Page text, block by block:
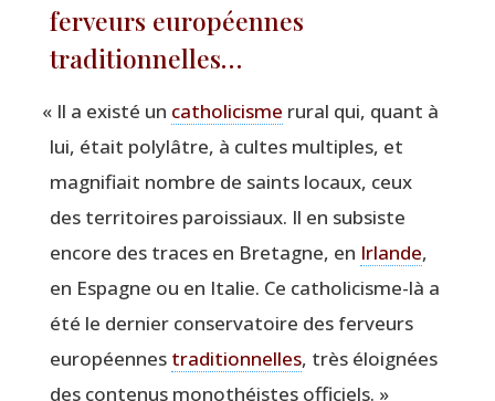
ferveurs européennes
traditionnelles…
« Il a exis­té un catho­li­cisme rural qui, quant à
lui, était poly­lâtre, à cultes mul­tiples, et
magni­fiait nombre de saints locaux, ceux
des ter­ri­toires parois­siaux. Il en sub­siste
encore des traces en Bre­tagne, en Irlande,
en Espagne ou en Ita­lie. Ce catho­li­cisme-là a
été le der­nier conser­va­toire des fer­veurs
euro­péennes tra­di­tion­nelles, très éloi­gnées
des conte­nus mono­théistes officiels. »